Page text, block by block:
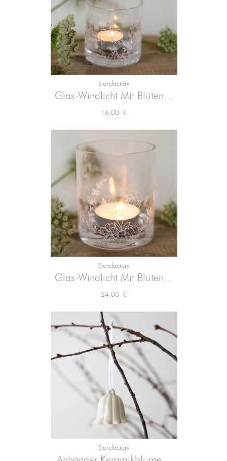
Storefactory
Glas-Windlicht Mit Blüten...
Preis
16,00 €
Storefactory
Glas-Windlicht Mit Blüten...
Preis
24,00 €
Storefactory